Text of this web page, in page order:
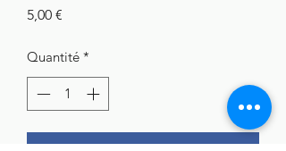
5,00 €
Quantité *